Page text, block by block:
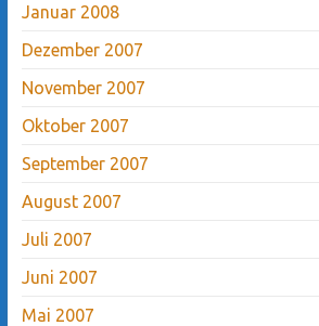
Januar 2008
Dezember 2007
November 2007
Oktober 2007
September 2007
August 2007
Juli 2007
Juni 2007
Mai 2007